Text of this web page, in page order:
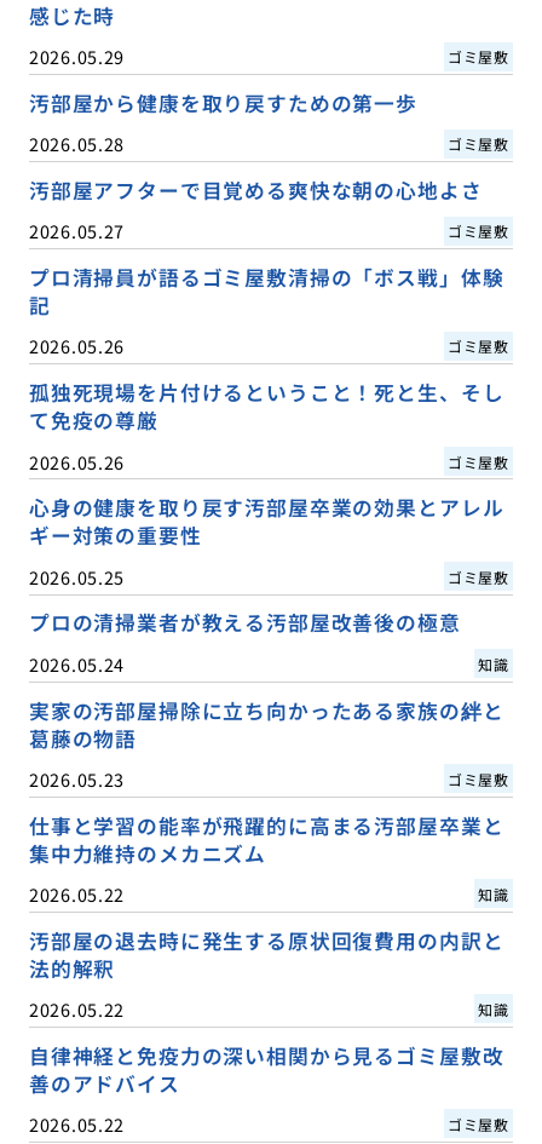
感じた時
2026.05.29 ゴミ屋敷
汚部屋から健康を取り戻すための第一歩
2026.05.28 ゴミ屋敷
汚部屋アフターで目覚める爽快な朝の心地よさ
2026.05.27 ゴミ屋敷
プロ清掃員が語るゴミ屋敷清掃の「ボス戦」体験
記
2026.05.26 ゴミ屋敷
孤独死現場を片付けるということ！死と生、そし
て免疫の尊厳
2026.05.26 ゴミ屋敷
心身の健康を取り戻す汚部屋卒業の効果とアレル
ギー対策の重要性
2026.05.25 ゴミ屋敷
プロの清掃業者が教える汚部屋改善後の極意
2026.05.24 知識
実家の汚部屋掃除に立ち向かったある家族の絆と
葛藤の物語
2026.05.23 ゴミ屋敷
仕事と学習の能率が飛躍的に高まる汚部屋卒業と
集中力維持のメカニズム
2026.05.22 知識
汚部屋の退去時に発生する原状回復費用の内訳と
法的解釈
2026.05.22 知識
自律神経と免疫力の深い相関から見るゴミ屋敷改
善のアドバイス
2026.05.22 ゴミ屋敷